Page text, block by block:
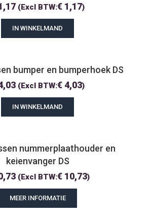
(Excl BTW:€1,17)
IN WINKELMAND
bumper en bumperhoek DS
(Excl BTW:€4,03)
IN WINKELMAND
nummerplaathouder en
keienvanger DS
(Excl BTW:€10,73)
MEER INFORMATIE